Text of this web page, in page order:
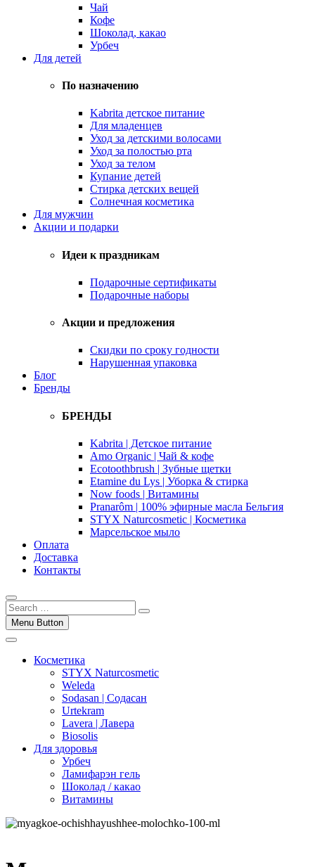
Чай
Кофе
Шоколад, какао
Урбеч
Для детей
По назначению
Kabrita детское питание
Для младенцев
Уход за детскими волосами
Уход за полостью рта
Уход за телом
Купание детей
Стирка детских вещей
Солнечная косметика
Для мужчин
Акции и подарки
Идеи к праздникам
Подарочные сертификаты
Подарочные наборы
Акции и предложения
Скидки по сроку годности
Нарушенная упаковка
Блог
Бренды
БРЕНДЫ
Kabrita | Детское питание
Amo Organic | Чай & кофе
Ecotoothbrush | Зубные щетки
Etamine du Lys | Уборка & стирка
Now foods | Витамины
Pranarôm | 100% эфирные масла Бельгия
STYX Naturcosmetic | Косметика
Марсельское мыло
Оплата
Доставка
Контакты
Menu Button
Косметика
STYX Naturcosmetic
Weleda
Sodasan | Содасан
Urtekram
Lavera | Лавера
Biosolis
Для здоровья
Урбеч
Ламифарэн гель
Шоколад / какао
Витамины